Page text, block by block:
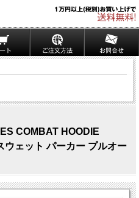
COMBAT HOODIE
ウェット パーカー プルオー